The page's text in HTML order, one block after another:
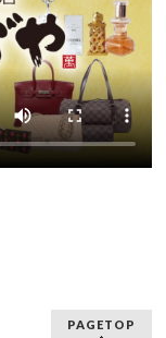
PAGETOP